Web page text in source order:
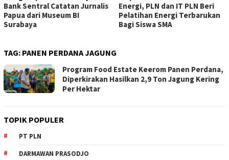
Bank Sentral Catatan Jurnalis
Papua dari Museum BI
Surabaya
Energi, PLN dan IT PLN Beri
Pelatihan Energi Terbarukan
Bagi Siswa SMA
TAG: PANEN PERDANA JAGUNG
Program Food Estate Keerom Panen Perdana,
Diperkirakan Hasilkan 2,9 Ton Jagung Kering
Per Hektar
TOPIK POPULER
PT PLN
DARMAWAN PRASODJO